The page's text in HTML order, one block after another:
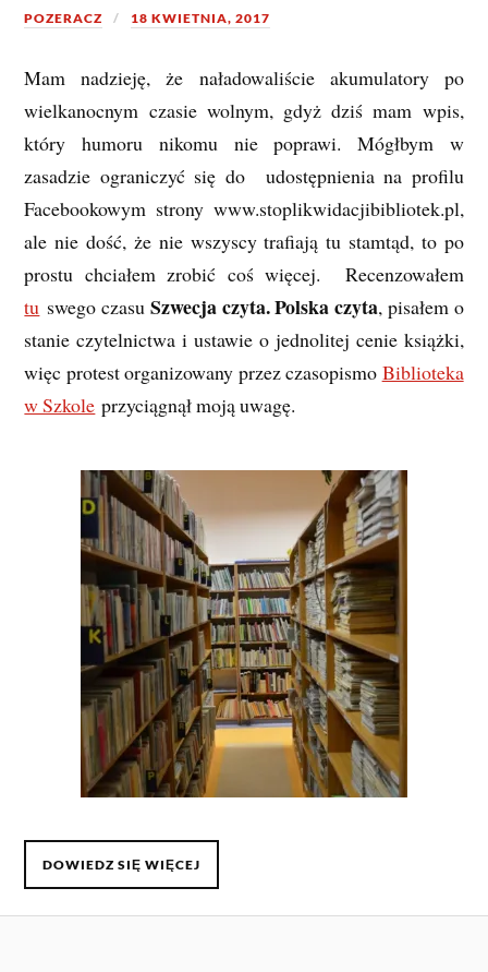
POZERACZ 18 KWIETNIA, 2017
Mam nadzieję, że naładowaliście akumulatory po
wielkanocnym czasie wolnym, gdyż dziś mam wpis,
który humoru nikomu nie poprawi. Mógłbym w
zasadzie ograniczyć się do udostępnienia na profilu
Facebookowym strony www.stoplikwidacjibibliotek.pl,
ale nie dość, że nie wszyscy trafiają tu stamtąd, to po
prostu chciałem zrobić coś więcej. Recenzowałem
tu swego czasu Szwecja czyta. Polska czyta, pisałem o
stanie czytelnictwa i ustawie o jednolitej cenie książki,
więc protest organizowany przez czasopismo Biblioteka
w Szkole przyciągnął moją uwagę.
DOWIEDZ SIĘ WIĘCEJ